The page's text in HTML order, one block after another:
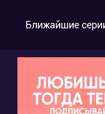
Ближайшие